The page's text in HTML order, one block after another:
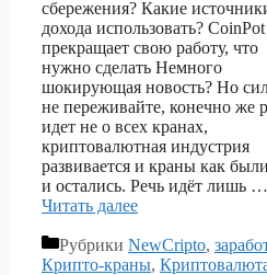
сбережения? Какие
дохода использовать? CoinPot
прекращает свою работу, что
нужно сделать Немного
шокирующая новость? Но
не переживайте, конечно же
идет не о всех кранах,
криптовалютная индустрия
развивается и краны как
и остались. Речь идёт лишь …
Читать далее
Рубрики NewCripto,
Крипто-краны,